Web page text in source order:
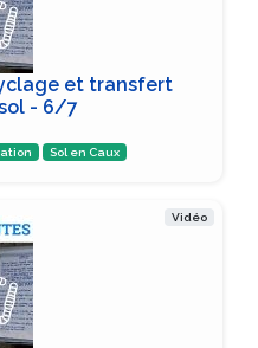
et transfert
- 6/7
Sol en Caux
Vidéo